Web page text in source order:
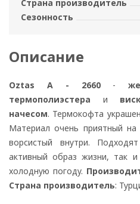
Страна производитель
Сезонность
Описание
Oztas A - 2660-
термополиэстера и
начесом. Термокофта
Материал очень приятный
ворсистый внутри.
активный образ жизни, так
холодную погоду.
Страна производитель: